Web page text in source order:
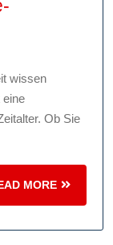
wissen
eine
Ob Sie
MORE
READ
MORE